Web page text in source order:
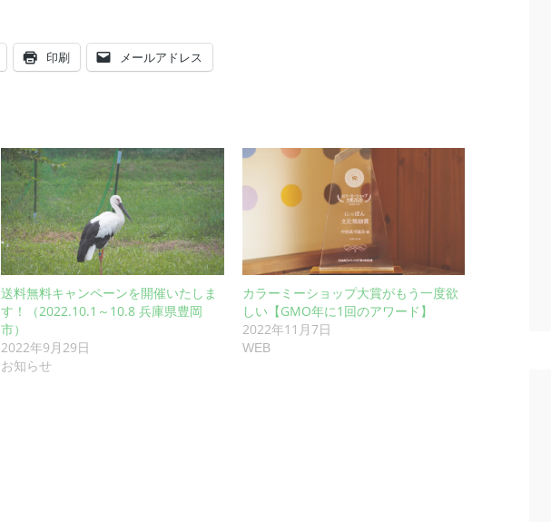
印刷 メールアドレス
送料無料キャンペーンを開催いたしま
す！（2022.10.1～10.8 兵庫県豊岡
市）
2022年9月29日
お知らせ
カラーミーショップ大賞がもう一度欲
しい【GMO年に1回のアワード】
2022年11月7日
WEB